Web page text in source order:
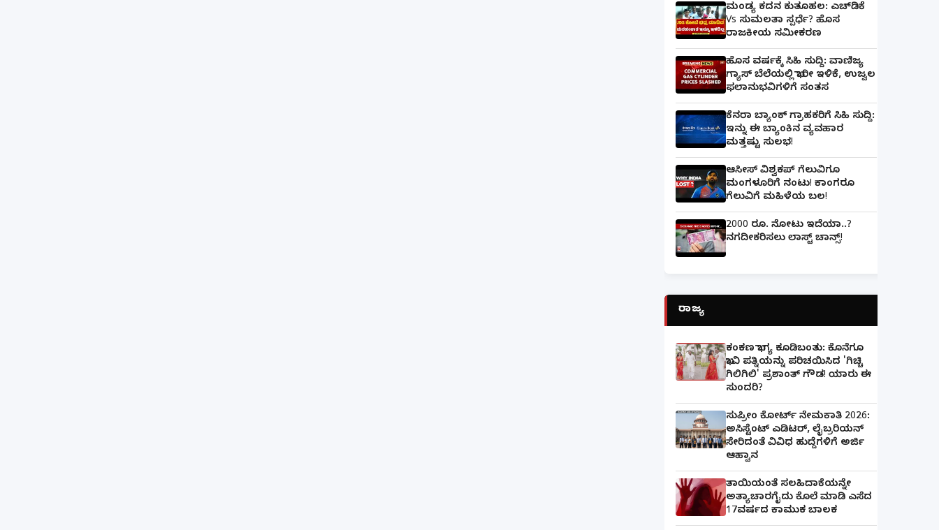
ಮಂಡ್ಯ ಕದನ ಕುತೂಹಲ: ಎಚ್‌ಡಿಕೆ
Vs ಸುಮಲತಾ ಸ್ಪರ್ಧೆ? ಹೊಸ
ರಾಜಕೀಯ ಸಮೀಕರಣ
ಹೊಸ ವರ್ಷಕ್ಕೆ ಸಿಹಿ ಸುದ್ದಿ: ವಾಣಿಜ್ಯ
ಗ್ಯಾಸ್‌ ಬೆಲೆಯಲ್ಲಿ ಭಾರೀ ಇಳಿಕೆ, ಉಜ್ವಲ
ಫಲಾನುಭವಿಗಳಿಗೆ ಸಂತಸ
ಕೆನರಾ ಬ್ಯಾಂಕ್‌ ಗ್ರಾಹಕರಿಗೆ ಸಿಹಿ ಸುದ್ದಿ:
ಇನ್ನು ಈ ಬ್ಯಾಂಕಿನ ವ್ಯವಹಾರ
ಮತ್ತಷ್ಟು ಸುಲಭ!
ಆಸೀಸ್ ವಿಶ್ವಕಪ್ ಗೆಲುವಿಗೂ
ಮಂಗಳೂರಿಗೆ ನಂಟು! ಕಾಂಗರೂ
ಗೆಲುವಿಗೆ ಮಹಿಳೆಯ ಬಲ!
2000 ರೂ. ನೋಟು ಇದೆಯಾ..?
ನಗದೀಕರಿಸಲು ಲಾಸ್ಟ್‌ ಚಾನ್ಸ್‌!
ರಾಜ್ಯ
ಕಂಕಣ ಭಾಗ್ಯ ಕೂಡಿಬಂತು: ಕೊನೆಗೂ
ಭಾವಿ ಪತ್ನಿಯನ್ನು ಪರಿಚಯಿಸಿದ 'ಗಿಚ್ಚಿ
ಗಿಲಿಗಿಲಿ' ಪ್ರಶಾಂತ್ ಗೌಡ! ಯಾರು ಈ
ಸುಂದರಿ?
ಸುಪ್ರೀಂ ಕೋರ್ಟ್ ನೇಮಕಾತಿ 2026:
ಅಸಿಸ್ಟೆಂಟ್ ಎಡಿಟರ್, ಲೈಬ್ರರಿಯನ್
ಸೇರಿದಂತೆ ವಿವಿಧ ಹುದ್ದೆಗಳಿಗೆ ಅರ್ಜಿ
ಆಹ್ವಾನ
ತಾಯಿಯಂತೆ ಸಲಹಿದಾಕೆಯನ್ನೇ
ಅತ್ಯಾಚಾರಗೈದು ಕೊಲೆ ಮಾಡಿ ಎಸೆದ
17ವರ್ಷದ ಕಾಮುಕ ಬಾಲಕ